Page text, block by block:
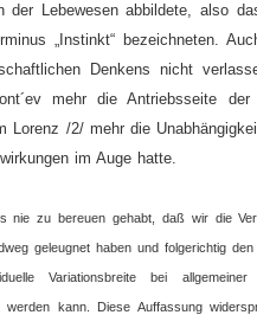
der Lebewesen abbildete, also
„Instinkt“ bezeichneten.
Denkens nicht
mehr die Antriebsseite
Lorenz /2/ mehr die
im Auge hatte.
nie zu bereuen gehabt, daß wir die
geleugnet haben und folgerichtig
Variationsbreite bei
werden kann. Diese Auffassung